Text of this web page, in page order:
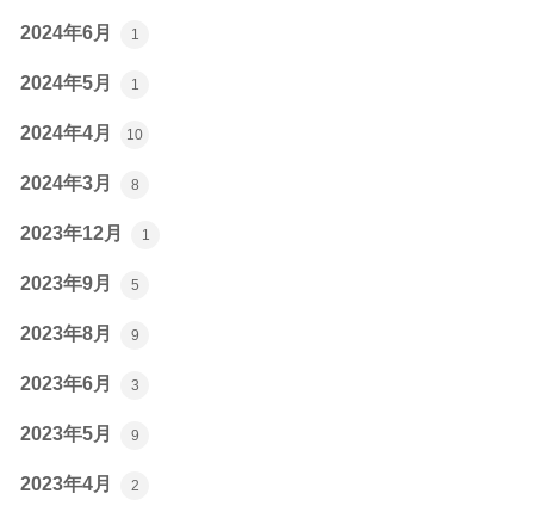
2024年6月 1
2024年5月 1
2024年4月 10
2024年3月 8
2023年12月 1
2023年9月 5
2023年8月 9
2023年6月 3
2023年5月 9
2023年4月 2